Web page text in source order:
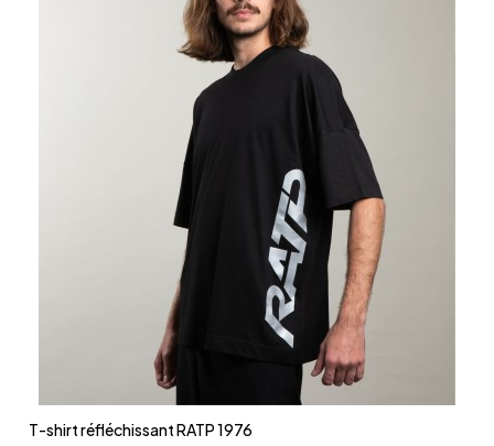
Aperçu rapide
T-shirt réfléchissant RATP 1976